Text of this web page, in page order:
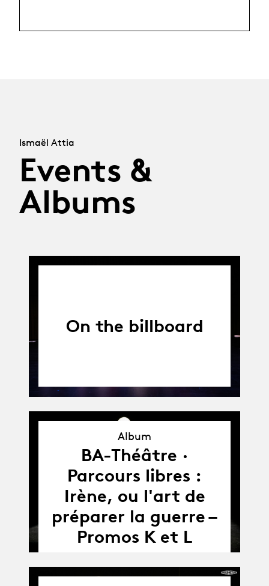
Ismaël Attia
Events &
Albums
On the billboard
Album
BA-Théâtre ·
Parcours libres :
Irène, ou l'art de
préparer la guerre –
Promos K et L